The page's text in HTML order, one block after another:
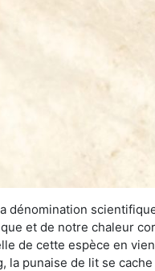
dénomination
et de notre chaleur
de cette espèce en
la punaise de lit se